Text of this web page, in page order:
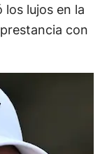
lujos en la
con